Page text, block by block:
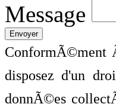
Message
ConformÃ©ment
disposez d'un
donnÃ©es